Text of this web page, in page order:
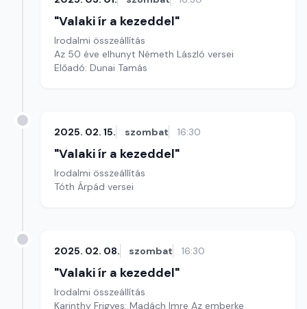
"Valaki ír a kezeddel"
Irodalmi összeállítás
Az 50 éve elhunyt Németh László versei
Előadó: Dunai Tamás
2025. 02. 15. szombat 16:30
"Valaki ír a kezeddel"
Irodalmi összeállítás
Tóth Árpád versei
2025. 02. 08. szombat 16:30
"Valaki ír a kezeddel"
Irodalmi összeállítás
Karinthy Frigyes: Madách Imre Az emberke